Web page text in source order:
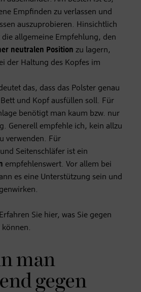
Empfinden zu verlassen und
auszuprobieren. Hinsichtlich
allgemeine Empfehlung, den
neutralen Position zu lagern,
der Haltung des Kopfes im
das, dass das Polster genau
und Kopf ausfüllen soll. Für
benötigt man kaum bzw. nur
Generell empfehle ich, kein allzu
verwenden. Für
Seitenschläfer ist ein
empfehlenswert. Vor allem bei
es eine Unterstützung sein und
Erfahren Sie hier, was Sie gegen
können.
man
gegen